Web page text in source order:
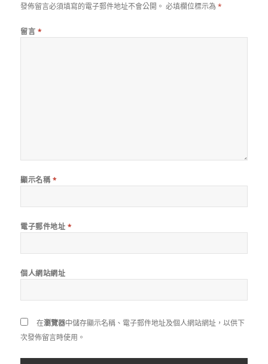
發佈留言必須填寫的電子郵件地址不會公開。 必填欄位標示為*
留言 *
顯示名稱 *
電子郵件地址 *
個人網站網址
在瀏覽器中儲存顯示名稱、電子郵件地址及個人網站網址，以供下
次發佈留言時使用。